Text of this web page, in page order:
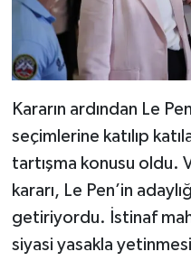
Kararın ardından Le
seçimlerine katılıp
tartışma konusu oldu.
kararı, Le Pen’in
getiriyordu. İstinaf
siyasi yasakla